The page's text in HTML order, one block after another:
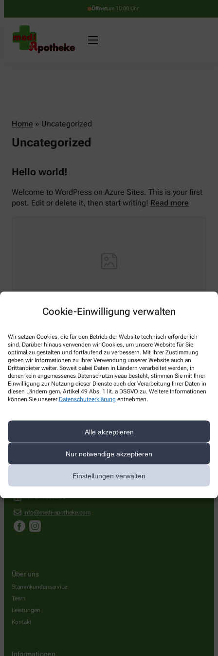
Cookie-Einwilligung verwalten
Wir setzen Cookies, die für den Betrieb der Website technisch erforderlich
sind. Darüber hinaus verwenden wir Cookies, um unsere Website für Sie
optimal zu gestalten und fortlaufend zu verbessern. Mit Ihrer Zustimmung
geben wir Informationen zu Ihrer Verwendung unserer Website auch an
Drittanbieter weiter. Soweit dabei Daten in Ländern verarbeitet werden, in
denen kein angemessenes Datenschutzniveau besteht, stimmen Sie mit Ihrer
Einwilligung zur Nutzung dieser Dienste auch der Verarbeitung Ihrer Daten in
diesen Ländern gem. Artikel 49 Abs. 1 lit. a DSGVO zu. Weitere Informationen
können Sie unserer Datenschutzerklärung entnehmen.
Alle akzeptieren
Nur notwendige akzeptieren
Einstellungen verwalten
Öffnetum 10:00 Uhr
Home » Uncategorized
Uncategorized
Hello world!
Welcome to WordPress on Azure Sites. This is your first
post. Edit or delete it, then start writing! Read more
Welcome to WordPress on Azure Sites. This is your first
post. Edit or delete it, then start writing!
Mehr lesen
medi-Apotheke
+49-211352265
info@medi-apotheke.com
Über uns
Stammkundenservice
Team
Leistungen
Kontakt
Informationen